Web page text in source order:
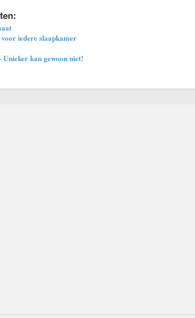
iedere slaapkamer
kan gewoon niet!